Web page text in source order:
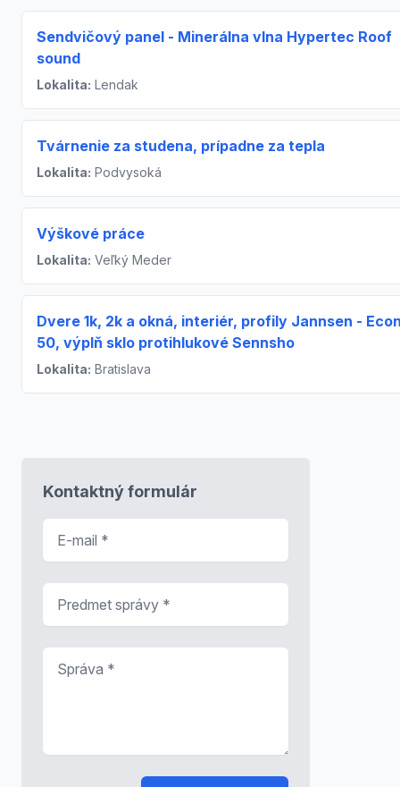
Sendvičový panel - Minerálna vlna Hypertec Roof
sound
Lokalita: Lendak
Tvárnenie za studena, prípadne za tepla
Lokalita: Podvysoká
Výškové práce
Lokalita: Veľký Meder
Dvere 1k, 2k a okná, interiér, profily Jannsen -
50, výplň sklo protihlukové Sennsho
Lokalita: Bratislava
Kontaktný formulár